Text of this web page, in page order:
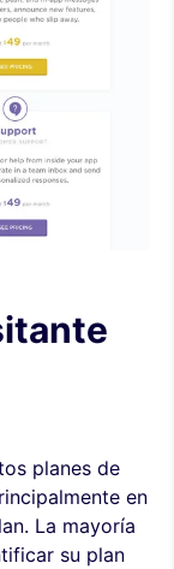
planes de
en
La mayoría
su plan